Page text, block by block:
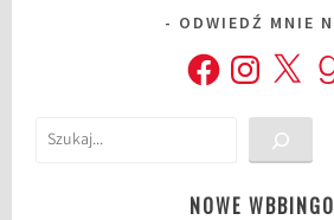
ODWIEDŹ MNIE
FacebookInstagram
X
Szukaj
NOWE